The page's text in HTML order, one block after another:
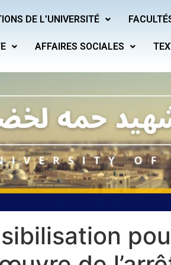
DE L’UNIVERSITÉ
AFFAIRES SOCIALES